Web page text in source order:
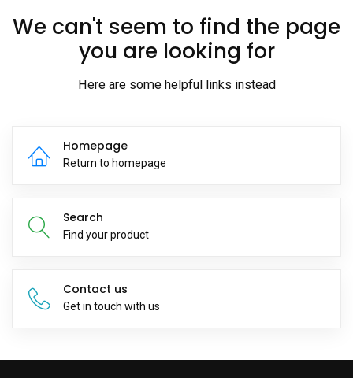
We can't seem to find the page
you are looking for
Here are some helpful links instead
Homepage
Return to homepage
Search
Find your product
Contact us
Get in touch with us